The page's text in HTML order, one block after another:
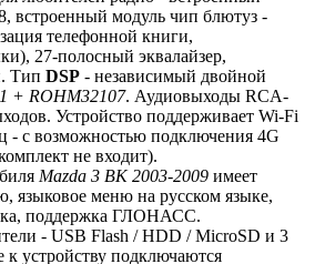
встроенный модуль чип блютуз -
телефонной книги,
27-полосный эквалайзер,
Тип DSP - независимый двойной
+ ROHM32107. Аудиовыходы RCA-
Устройство поддерживает Wi-Fi
- с возможностью подключения 4G
не входит).
Mazda 3 BK 2003-2009 имеет
языковое меню на русском языке,
поддержка ГЛОНАСС.
- USB Flash / HDD / MicroSD и 3
устройству подключаются